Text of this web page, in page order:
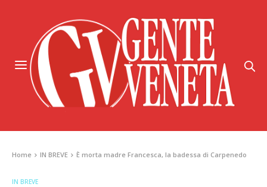
Home IN BREVE È morta madre Francesca, la badessa di Carpenedo
IN BREVE